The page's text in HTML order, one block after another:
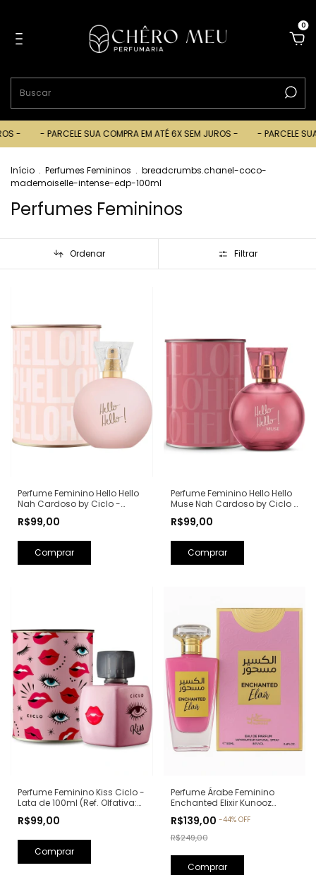
0
- PARCELE SUA COMPRA EM ATÉ 6X SEM JUROS - - PARCELE SUA
Início . Perfumes Femininos . breadcrumbs.chanel-coco-
mademoiselle-intense-edp-100ml
Perfumes Femininos
Ordenar Filtrar
Perfume Feminino Hello Hello
Nah Cardoso by Ciclo -
R$99,00
Perfume Feminino Hello Hello
Muse Nah Cardoso by Ciclo -
R$99,00
Perfume Feminino Kiss Ciclo -
Lata de 100ml (Ref. Olfativa:
R$99,00
Perfume Árabe Feminino
Enchanted Elixir Kunooz
100ml (Ref. Olfativa: Chance
Eau de Parfum Chanel)
R$139,00 -44% OFF
R$249,00